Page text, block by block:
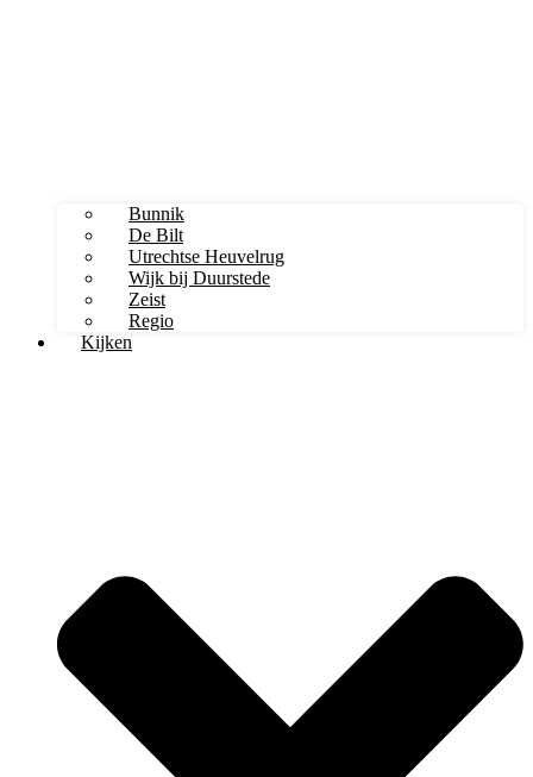
Bunnik
De Bilt
Utrechtse Heuvelrug
Wijk bij Duurstede
Zeist
Regio
Kijken